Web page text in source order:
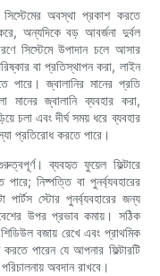
সিস্টেমের অবস্থা প্রকাশ করতে
অন্যদিকে বড় আবর্জনা দুর্বল
সিস্টেমে উপাদান চলে আসার
বা প্রতিস্থাপন করা, লাইন
পারে। জ্বালানির মানের প্রতি
মানের জ্বালানি ব্যবহার করা,
চলা এবং দীর্ঘ সময় ধরে ব্যবহার
প্রতিরোধ করতে পারে।
ব্যবহৃত ফুয়েল ফিল্টারে
নিষ্পত্তি বা পুনর্ব্যবহারের
স্টোর পুনর্ব্যবহারের জন্য
উপর প্রভাব কমায়। সঠিক
বজায় রেখে এবং প্রাথমিক
পারেন যে আপনার ফিল্টারটি
অবদান রাখবে।